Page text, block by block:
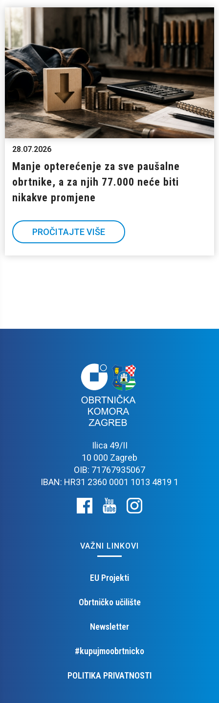
28.07.2026
Manje opterećenje za sve paušalne
obrtnike, a za njih 77.000 neće biti
nikakve promjene
PROČITAJTE VIŠE
Ilica 49/II
10 000 Zagreb
OIB: 71767935067
IBAN: HR31 2360 0001 1013 4819 1
VAŽNI LINKOVI
EU Projekti
Obrtničko učilište
Newsletter
#kupujmoobrtnicko
POLITIKA PRIVATNOSTI